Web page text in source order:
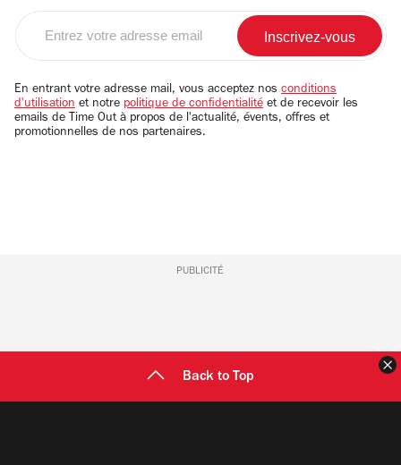
email
En entrant votre adresse mail, vous acceptez nos conditions
d'utilisation et notre politique de confidentialité et de recevoir les
emails de Time Out à propos de l'actualité, évents, offres et
promotionnelles de nos partenaires.
PUBLICITÉ
Back to Top